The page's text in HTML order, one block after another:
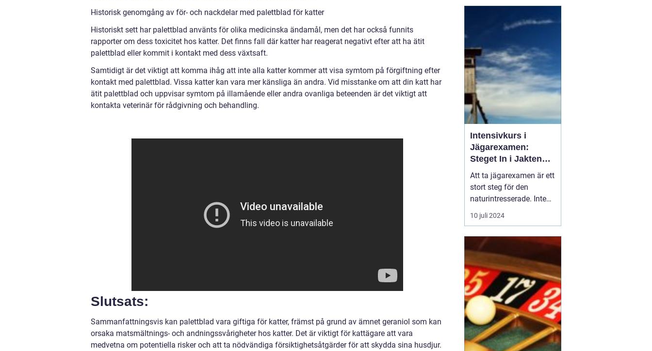
Historisk genomgång av för- och nackdelar med palettblad för katter
Historiskt sett har palettblad använts för olika medicinska ändamål, men det har också funnits
rapporter om dess toxicitet hos katter. Det finns fall där katter har reagerat negativt efter att ha ätit
palettblad eller kommit i kontakt med dess växtsaft.
Samtidigt är det viktigt att komma ihåg att inte alla katter kommer att visa symtom på förgiftning efter
kontakt med palettblad. Vissa katter kan vara mer känsliga än andra. Vid misstanke om att din katt har
ätit palettblad och uppvisar symtom på illamående eller andra ovanliga beteenden är det viktigt att
kontakta veterinär för rådgivning och behandling.
Slutsats:
Sammanfattningsvis kan palettblad vara giftiga för katter, främst på grund av ämnet geraniol som kan
orsaka matsmältnings- och andningssvårigheter hos katter. Det är viktigt för kattägare att vara
medvetna om potentiella risker och att ta nödvändiga försiktighetsåtgärder för att skydda sina husdjur.
förmåga att leverera en
gör...
Intensivkurs i
Jägarexamen:
Steget In i Jakten
och Naturens Värld
Att ta jägarexamen är ett
stort steg för den
naturintresserade. Inte
bara öppnar det dörrar
till en av Sveriges äldsta
det är också en väg till
kunskap om och respekt
för v&ar...
10 juli 2024